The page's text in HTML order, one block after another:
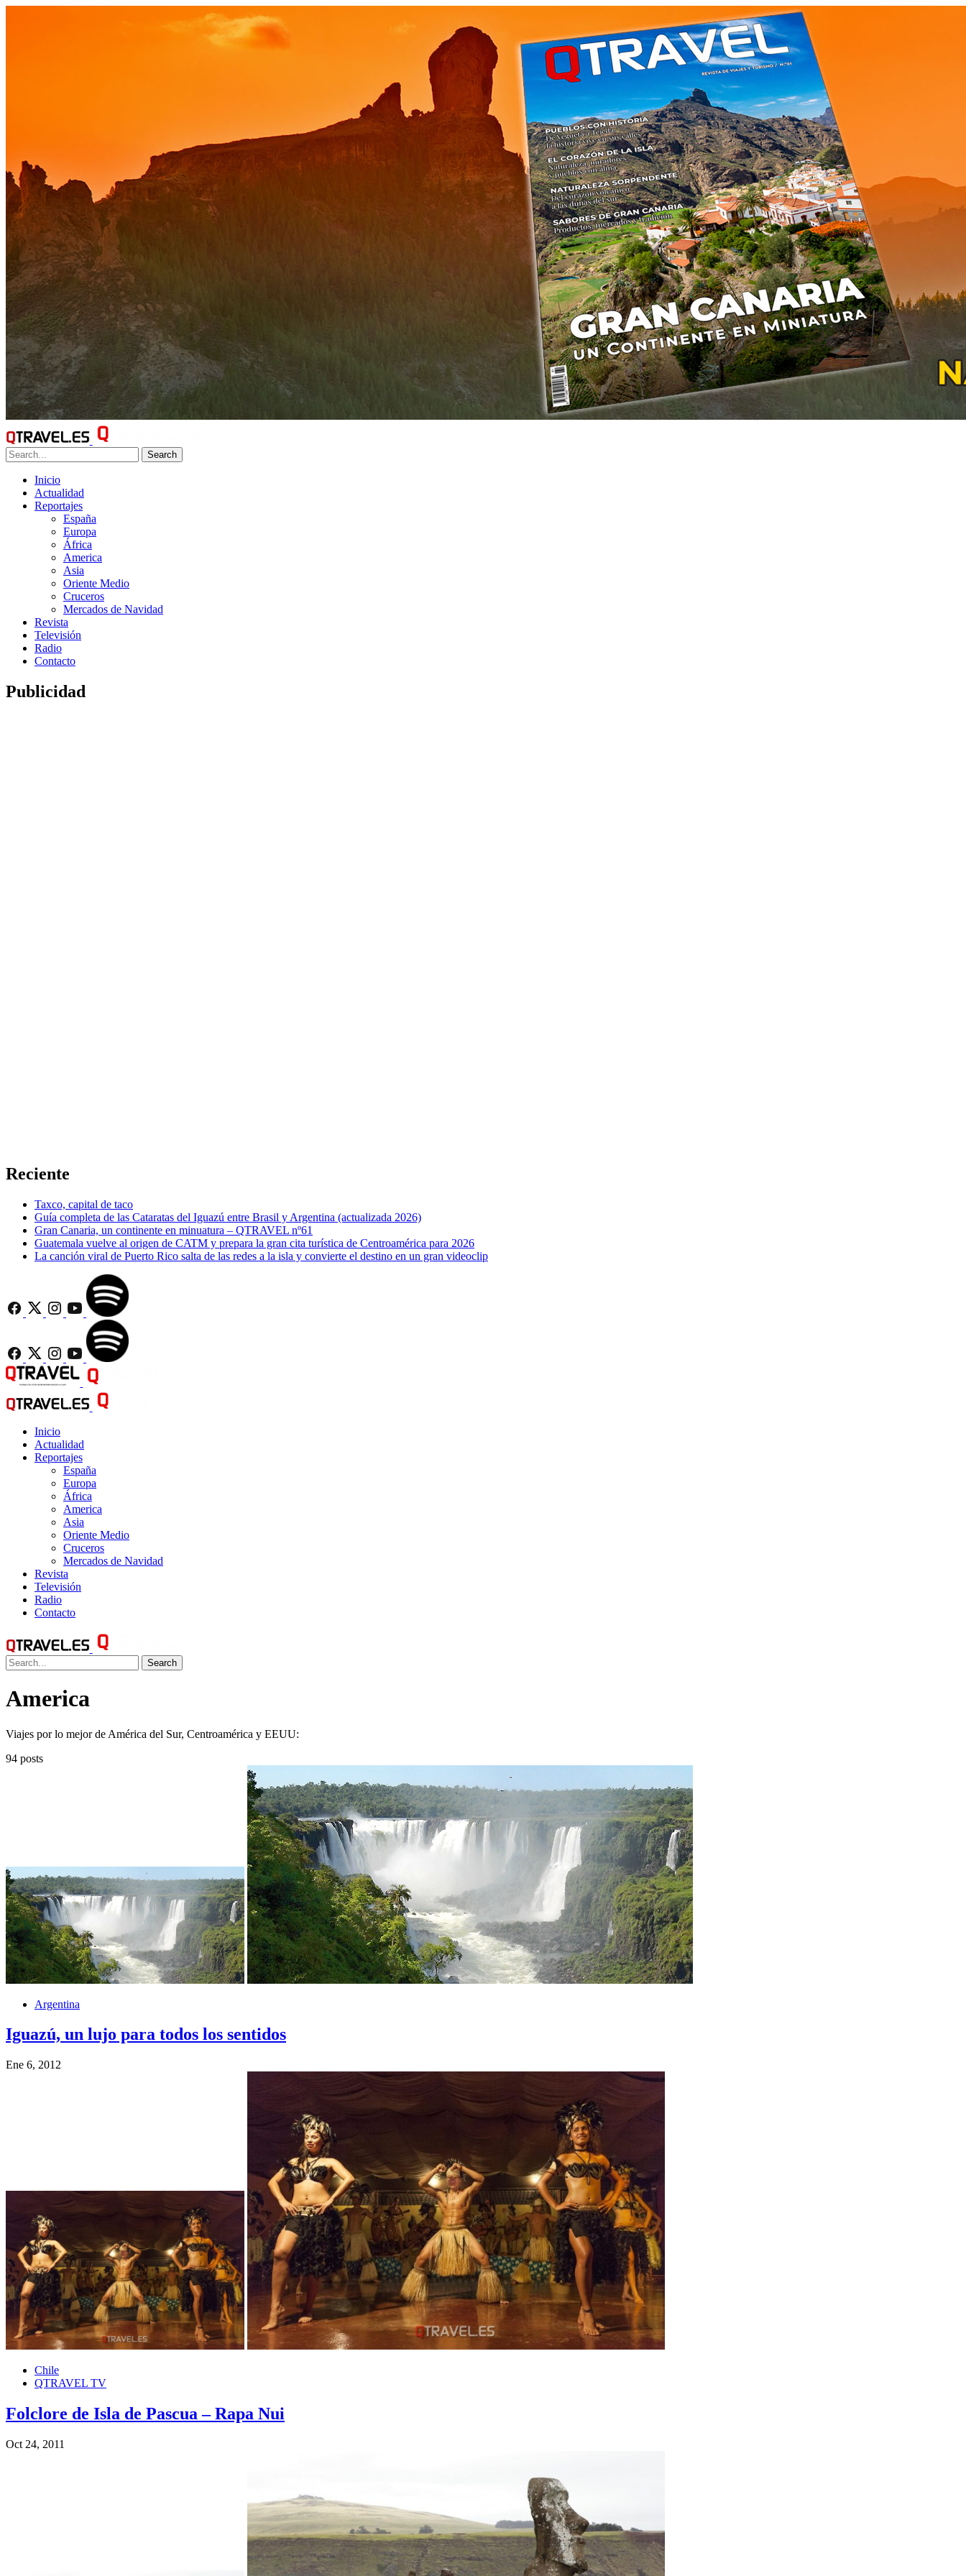
Search
Inicio
Actualidad
Reportajes
España
Europa
África
America
Asia
Oriente Medio
Cruceros
Mercados de Navidad
Revista
Televisión
Radio
Contacto
Publicidad
Reciente
Taxco, capital de taco
Guía completa de las Cataratas del Iguazú entre Brasil y Argentina (actualizada 2026)
Gran Canaria, un continente en minuatura – QTRAVEL nº61
Guatemala vuelve al origen de CATM y prepara la gran cita turística de Centroamérica para 2026
La canción viral de Puerto Rico salta de las redes a la isla y convierte el destino en un gran videoclip
Inicio
Actualidad
Reportajes
España
Europa
África
America
Asia
Oriente Medio
Cruceros
Mercados de Navidad
Revista
Televisión
Radio
Contacto
Search
America
Viajes por lo mejor de América del Sur, Centroamérica y EEUU:
94 posts
Argentina
Iguazú, un lujo para todos los sentidos
Ene 6, 2012
Chile
QTRAVEL TV
Folclore de Isla de Pascua – Rapa Nui
Oct 24, 2011